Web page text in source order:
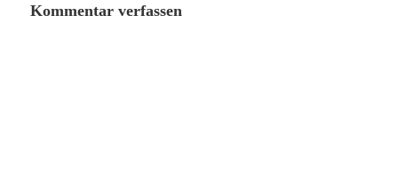
Kommentar verfassen